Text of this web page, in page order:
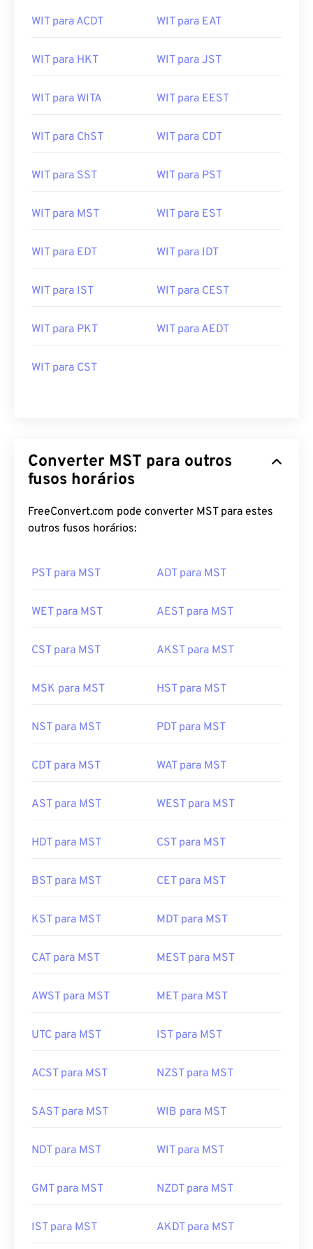
WIT para ACDT WIT para EAT
WIT para HKT WIT para JST
WIT para WITA WIT para EEST
WIT para ChST WIT para CDT
WIT para SST WIT para PST
WIT para MST WIT para EST
WIT para EDT WIT para IDT
WIT para IST WIT para CEST
WIT para PKT WIT para AEDT
WIT para CST
Converter MST para outros
fusos horários
FreeConvert.com pode converter MST para estes
outros fusos horários:
PST para MST ADT para MST
WET para MST AEST para MST
CST para MST AKST para MST
MSK para MST HST para MST
NST para MST PDT para MST
CDT para MST WAT para MST
AST para MST WEST para MST
HDT para MST CST para MST
BST para MST CET para MST
KST para MST MDT para MST
CAT para MST MEST para MST
AWST para MST MET para MST
UTC para MST IST para MST
ACST para MST NZST para MST
SAST para MST WIB para MST
NDT para MST WIT para MST
GMT para MST NZDT para MST
IST para MST AKDT para MST